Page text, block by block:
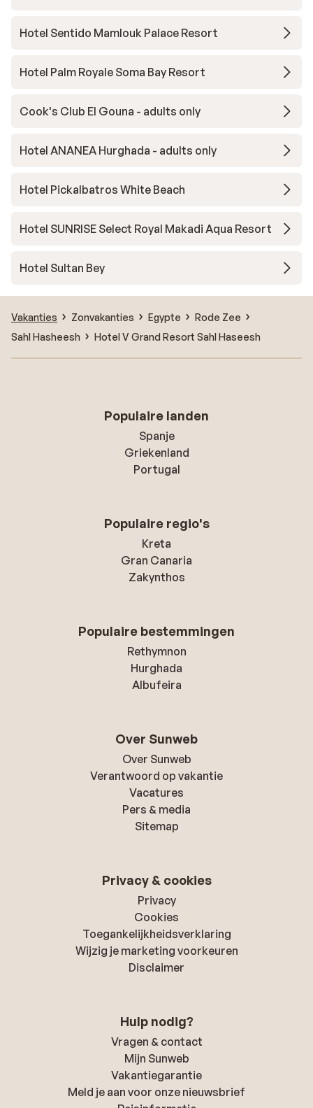
Hotel Sentido Mamlouk Palace Resort
Hotel Palm Royale Soma Bay Resort
Cook's Club El Gouna - adults only
Hotel ANANEA Hurghada - adults only
Hotel Pickalbatros White Beach
Hotel SUNRISE Select Royal Makadi Aqua Resort
Hotel Sultan Bey
Vakanties Zonvakanties Egypte
Rode Zee
Sahl Hasheesh
Hotel V Grand Resort Sahl Haseesh
Populaire landen
Spanje
Griekenland
Portugal
Populaire regio's
Kreta
Gran Canaria
Zakynthos
Populaire bestemmingen
Rethymnon
Hurghada
Albufeira
Over Sunweb
Over Sunweb
Verantwoord op vakantie
Vacatures
Pers & media
Sitemap
Privacy & cookies
Privacy
Cookies
Toegankelijkheidsverklaring
Wijzig je marketing voorkeuren
Disclaimer
Hulp nodig?
Vragen & contact
Mijn Sunweb
Vakantiegarantie
Meld je aan voor onze nieuwsbrief